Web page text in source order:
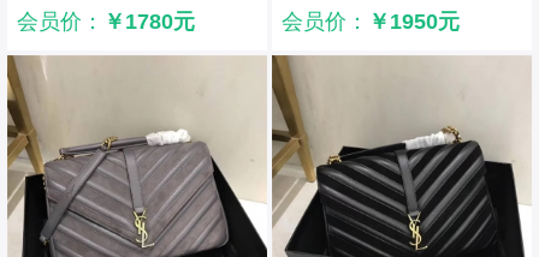
会员价： ￥1780元
色
会员价： ￥1950元